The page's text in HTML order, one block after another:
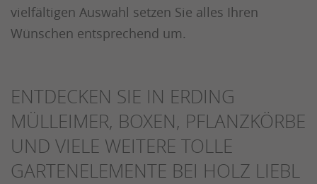
vielfältigen Auswahl setzen Sie alles Ihren
Wünschen entsprechend um.
ENTDECKEN SIE IN ERDING
MÜLLEIMER, BOXEN, PFLANZKÖRBE
UND VIELE WEITERE TOLLE
GARTENELEMENTE BEI HOLZ LIEBL